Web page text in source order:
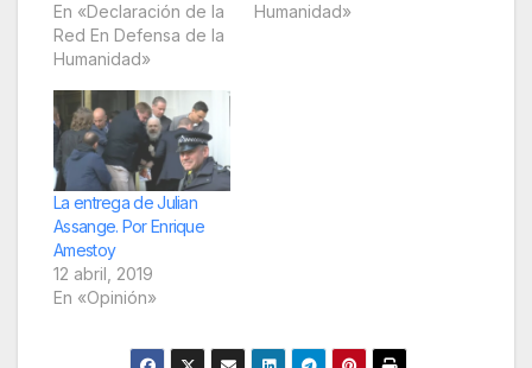
En «Declaración de la
Red En Defensa de la
Humanidad»
Humanidad»
La entrega de Julian
Assange. Por Enrique
Amestoy
12 abril, 2019
En «Opinión»